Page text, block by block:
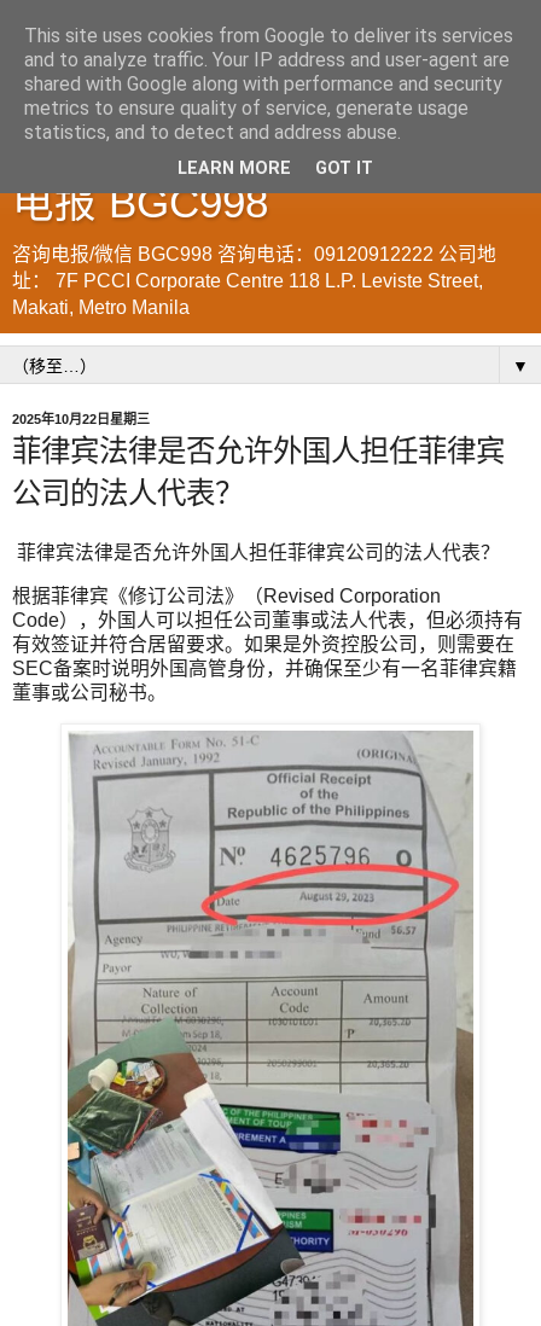
菲律宾998VISA移民公司
WWW.SRRV.DE 咨询微信/
电报 BGC998
咨询电报/微信 BGC998 咨询电话：09120912222 公司地
址： 7F PCCI Corporate Centre 118 L.P. Leviste Street,
Makati, Metro Manila
▼
2025年10月22日星期三
菲律宾法律是否允许外国人担任菲律宾
公司的法人代表？
菲律宾法律是否允许外国人担任菲律宾公司的法人代表？
根据菲律宾《修订公司法》（Revised Corporation
Code），外国人可以担任公司董事或法人代表，但必须持有
有效签证并符合居留要求。如果是外资控股公司，则需要在
SEC备案时说明外国高管身份，并确保至少有一名菲律宾籍
董事或公司秘书。
This site uses cookies from Google to deliver its services
and to analyze traffic. Your IP address and user-agent are
shared with Google along with performance and security
metrics to ensure quality of service, generate usage
statistics, and to detect and address abuse.
LEARN MORE GOT IT